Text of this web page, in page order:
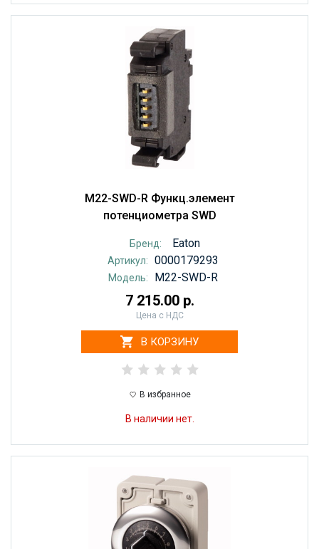
M22-SWD-R Функц.элемент
потенциометра SWD
Бренд: Eaton
Артикул: 0000179293
Модель: M22-SWD-R
7 215.00 р.
Цена с НДС
В КОРЗИНУ
В избранное
В наличии нет.